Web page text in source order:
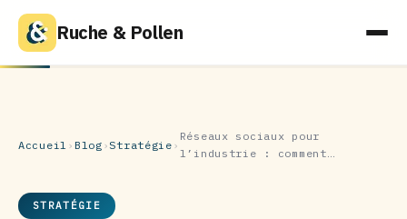
Ruche & Pollen
Accueil › Blog ›Stratégie ›
Réseaux sociaux pour
l’industrie : comment…
STRATÉGIE